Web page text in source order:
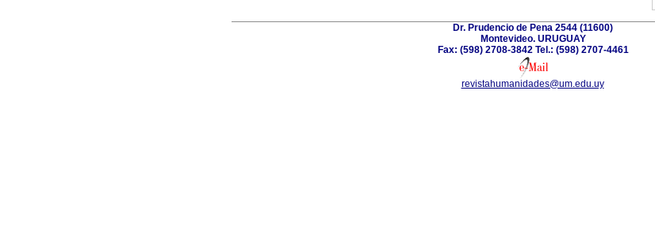
Dr. Prudencio de Pena 2544 (11600)
Montevideo. URUGUAY
Fax: (598) 2708-3842 Tel.: (598) 2707-4461
revistahumanidades@um.edu.uy